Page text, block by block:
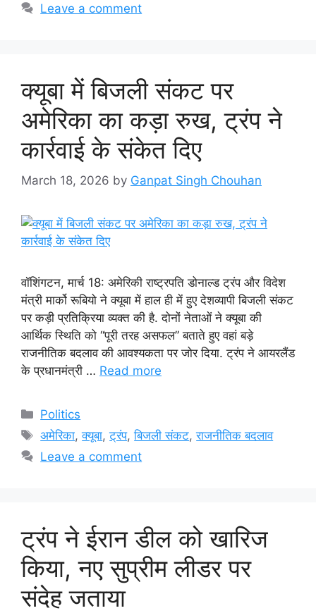
Leave a comment
क्यूबा में बिजली संकट पर
अमेरिका का कड़ा रुख, ट्रंप ने
कार्रवाई के संकेत दिए
March 18, 2026 by Ganpat Singh Chouhan
वॉशिंगटन, मार्च 18: अमेरिकी राष्ट्रपति डोनाल्ड ट्रंप और विदेश
मंत्री मार्को रूबियो ने क्यूबा में हाल ही में हुए देशव्यापी बिजली संकट
पर कड़ी प्रतिक्रिया व्यक्त की है. दोनों नेताओं ने क्यूबा की
आर्थिक स्थिति को “पूरी तरह असफल” बताते हुए वहां बड़े
राजनीतिक बदलाव की आवश्यकता पर जोर दिया. ट्रंप ने आयरलैंड
के प्रधानमंत्री … Read more
Categories
Politics
Tags
अमेरिका,क्यूबा,ट्रंप,बिजली संकट,राजनीतिक बदलाव
Leave a comment
ट्रंप ने ईरान डील को खारिज
किया, नए सुप्रीम लीडर पर
संदेह जताया